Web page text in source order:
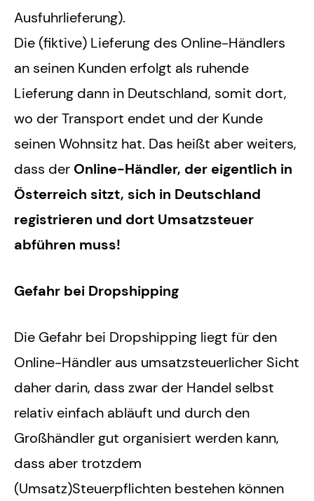
Ausfuhrlieferung).
Die (fiktive) Lieferung des Online-Händlers
an seinen Kunden erfolgt als ruhende
Lieferung dann in Deutschland, somit dort,
wo der Transport endet und der Kunde
seinen Wohnsitz hat. Das heißt aber weiters,
dass der Online-Händler, der eigentlich in
Österreich sitzt, sich in Deutschland
registrieren und dort Umsatzsteuer
abführen muss!
Gefahr bei Dropshipping
Die Gefahr bei Dropshipping liegt für den
Online-Händler aus umsatzsteuerlicher Sicht
daher darin, dass zwar der Handel selbst
relativ einfach abläuft und durch den
Großhändler gut organisiert werden kann,
dass aber trotzdem
(Umsatz)Steuerpflichten bestehen können